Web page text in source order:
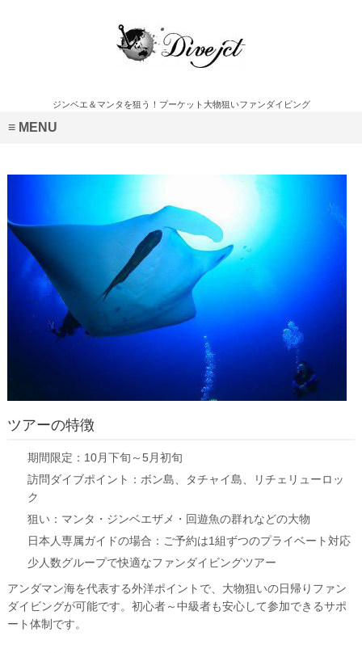
ジンベエ＆マンタを狙う！プーケット大物狙いファンダイビング
MENU
ツアーの特徴
期間限定： 10月下旬～5月初旬
訪問ダイブポイント： ボン島、タチャイ島、リチェリューロッ
ク
狙い： マンタ・ジンベエザメ・回遊魚の群れなどの大物
日本人専属ガイドの場合： ご予約は1組ずつのプライベート対応
少人数グループで快適なファンダイビングツアー
アンダマン海を代表する外洋ポイントで、大物狙いの日帰りファン
ダイビングが可能です。初心者～中級者も安心して参加できるサポ
ート体制です。